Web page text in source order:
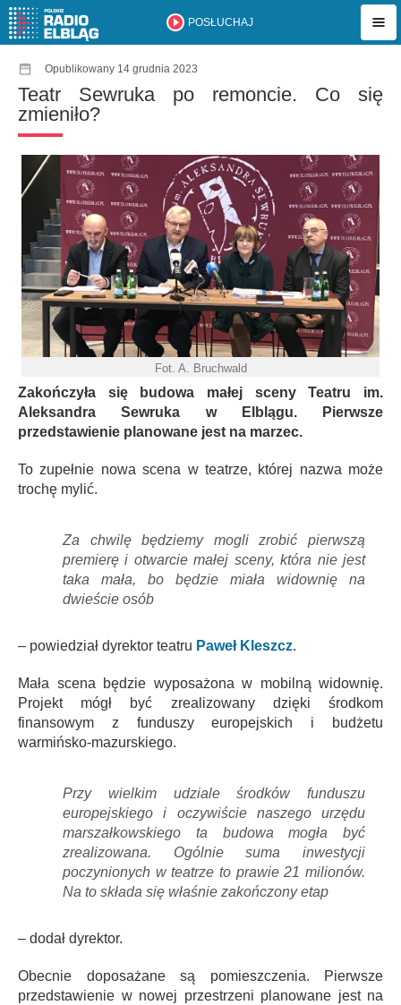
POSŁUCHAJ
Opublikowany 14 grudnia 2023
Teatr Sewruka po remoncie. Co się
zmieniło?
Fot. A. Bruchwald
Zakończyła się budowa małej sceny Teatru im.
Aleksandra Sewruka w Elblągu. Pierwsze
przedstawienie planowane jest na marzec.
To zupełnie nowa scena w teatrze, której nazwa może
trochę mylić.
Za chwilę będziemy mogli zrobić pierwszą
premierę i otwarcie małej sceny, która nie jest
taka mała, bo będzie miała widownię na
dwieście osób
– powiedział dyrektor teatru Paweł Kleszcz.
Mała scena będzie wyposażona w mobilną widownię.
Projekt mógł być zrealizowany dzięki środkom
finansowym z funduszy europejskich i budżetu
warmińsko-mazurskiego.
Przy wielkim udziale środków funduszu
europejskiego i oczywiście naszego urzędu
marszałkowskiego ta budowa mogła być
zrealizowana. Ogólnie suma inwestycji
poczynionych w teatrze to prawie 21 milionów.
Na to składa się właśnie zakończony etap
– dodał dyrektor.
Obecnie doposażane są pomieszczenia. Pierwsze
przedstawienie w nowej przestrzeni planowane jest na